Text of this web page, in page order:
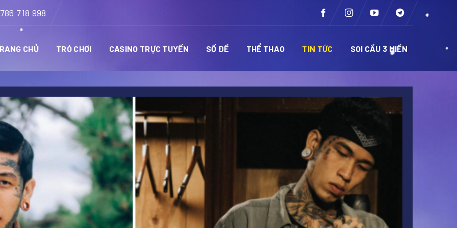
718 998
CHỦ TRÒ CHƠI CASINO TRỰC TUYẾN SỐ ĐỀ THỂ THAO TIN TỨC SOI CẦU 3 MIỀN